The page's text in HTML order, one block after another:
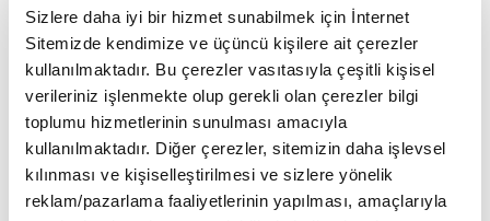
Sizlere daha iyi bir hizmet sunabilmek için İnternet
Sitemizde kendimize ve üçüncü kişilere ait çerezler
kullanılmaktadır. Bu çerezler vasıtasıyla çeşitli kişisel
verileriniz işlenmekte olup gerekli olan çerezler bilgi
toplumu hizmetlerinin sunulması amacıyla
kullanılmaktadır. Diğer çerezler, sitemizin daha işlevsel
kılınması ve kişiselleştirilmesi ve sizlere yönelik
reklam/pazarlama faaliyetlerinin yapılması, amaçlarıyla
tespit etmek büsbütün yanlış bir yorum sayılamaz.
Bununla birlikte dini düşünce tarihinde ibadetler
ile sonuçları arasında dünyada veya ukbada
bağlar kurup kurulamayacağı fikri Müslüman
toplumu ciddi görüş ayrılıklarına düşürmüş bir
konudur. Burada şaşırtıcı olan böyle bir bağlantıyı
savunan ekollerin yaklaşımı değil, birçok soruna